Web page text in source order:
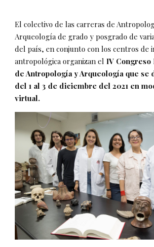
El colectivo de las carreras de
Arqueología de grado y posgrado de
del país, en conjunto con los centros de
antropológica organizan el IV Congreso
de Antropología y Arqueología que se
del 1 al 3 de diciembre del 2021 en
virtual.